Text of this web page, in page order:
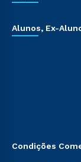
Alunos, Ex-
Condições